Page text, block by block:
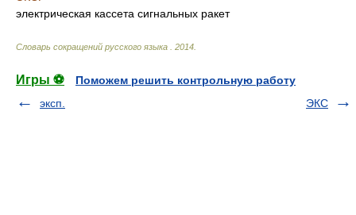
электрическая кассета сигнальных ракет
Словарь сокращений русского языка 2014
Игры ⚽
Поможем решить контрольную работу
эксп.
ЭКС